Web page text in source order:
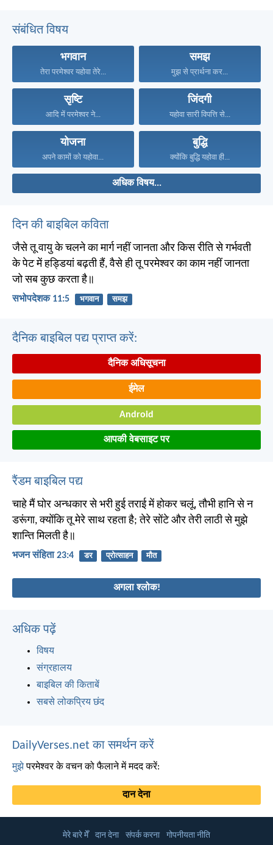
संबंधित विषय
भगवान
तेरा परमेश्वर यहोवा तेरे...
समझ
मुझ से प्रार्थना कर...
सृष्टि
आदि में परमेश्वर ने...
जिंदगी
यहोवा सारी विपत्ति से...
योजना
अपने कामों को यहोवा...
बुद्धि
क्योंकि बुद्धि यहोवा ही...
अधिक विषय...
दिन की बाइबिल कविता
जैसे तू वायु के चलने का मार्ग नहीं जानता और किस रीति से गर्भवती
के पेट में हड्डियां बढ़ती हैं, वैसे ही तू परमेश्वर का काम नहीं जानता
जो सब कुछ करता है॥
सभोपदेशक 11:5 भगवान समझ
दैनिक बाइबिल पद्य प्राप्त करें:
दैनिक अधिसूचना
ईमेल
Android
आपकी वेबसाइट पर
रैंडम बाइबिल पद्य
चाहे मैं घोर अन्धकार से भरी हुई तराई में होकर चलूं, तौभी हानि से न
डरूंगा, क्योंकि तू मेरे साथ रहता है; तेरे सोंटे और तेरी लाठी से मुझे
शान्ति मिलती है॥
भजन संहिता 23:4 डर प्रोत्साहन मौत
अगला श्लोक!
अधिक पढ़ें
विषय
संग्रहालय
बाइबिल की किताबें
सबसे लोकप्रिय छंद
DailyVerses.net का समर्थन करें
मुझेपरमेश्वर के वचन को फैलाने में मदद करें:
दान देना
मेरे बारे मेँ दान देना संपर्क करना गोपनीयता नीति